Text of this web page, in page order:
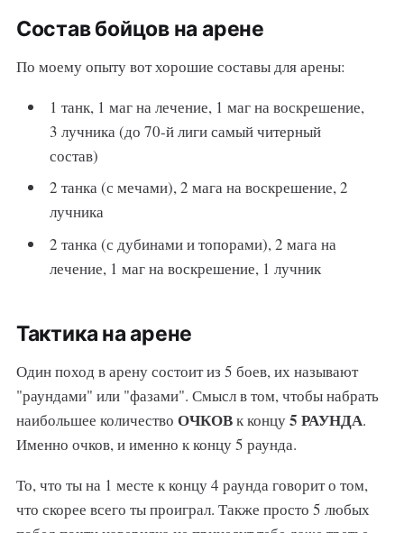
Состав бойцов на арене
По моему опыту вот хорошие составы для арены:
1 танк, 1 маг на лечение, 1 маг на воскрешение,
3 лучника (до 70-й лиги самый читерный
состав)
2 танка (с мечами), 2 мага на воскрешение, 2
лучника
2 танка (с дубинами и топорами), 2 мага на
лечение, 1 маг на воскрешение, 1 лучник
Тактика на арене
Один поход в арену состоит из 5 боев, их называют
"раундами" или "фазами". Смысл в том, чтобы набрать
наибольшее количество ОЧКОВк концу5 РАУНДА.
Именно очков, и именно к концу 5 раунда.
То, что ты на 1 месте к концу 4 раунда говорит о том,
что скорее всего ты проиграл. Также просто 5 любых